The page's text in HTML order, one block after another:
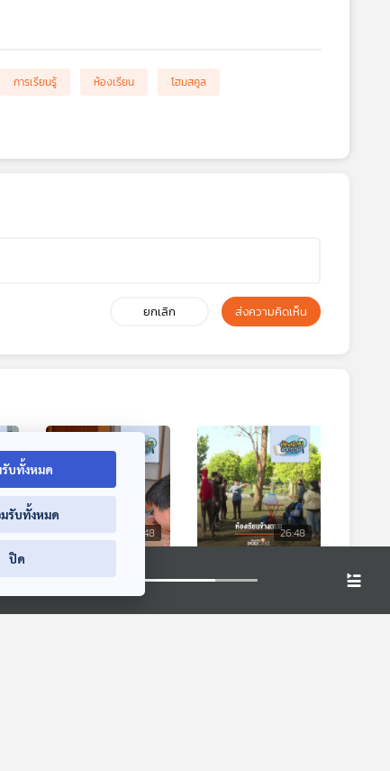
การเรียนรู้ ห้องเรียน
โฮมสคูล
ยกเลิก ส่งความคิดเห็น
ะ
26:48
ชัญญา การเรียนรู้คู่
กับการดูแลปัญหา
ห้องเรียนฟ้ากว้าง
26:48
ห้องเรียนฟ้ากว้าง
บทั้งหมด
รับทั้งหมด
ปิด